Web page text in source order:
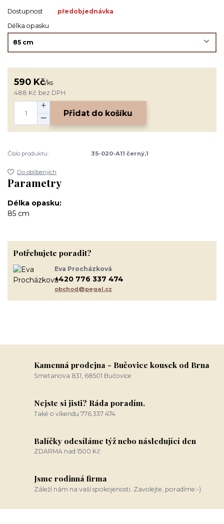
Dostupnost
předobjednávka
Délka opasku
590 Kč/ks
488 Kč bez DPH
Přidat do košíku
Číslo produktu: 35-020-A11 černý,1
Do oblíbených
Parametry
Délka opasku
85 cm
Potřebujete poradit?
Eva Procházková
+420 776 337 474
obchod@pegal.cz
Kamenná prodejna - Bučovice kousek od Brna
Smetanova 831, 68501 Bučovice
Nejste si jisti? Ráda poradím.
Také o víkendu 776 337 474
Balíčky odesíláme týž nebo následující den
ZDARMA nad 1500 Kč
Jsme rodinná firma
Záleží nám na vaší spokojenosti. Zavolejte, poradíme:-)